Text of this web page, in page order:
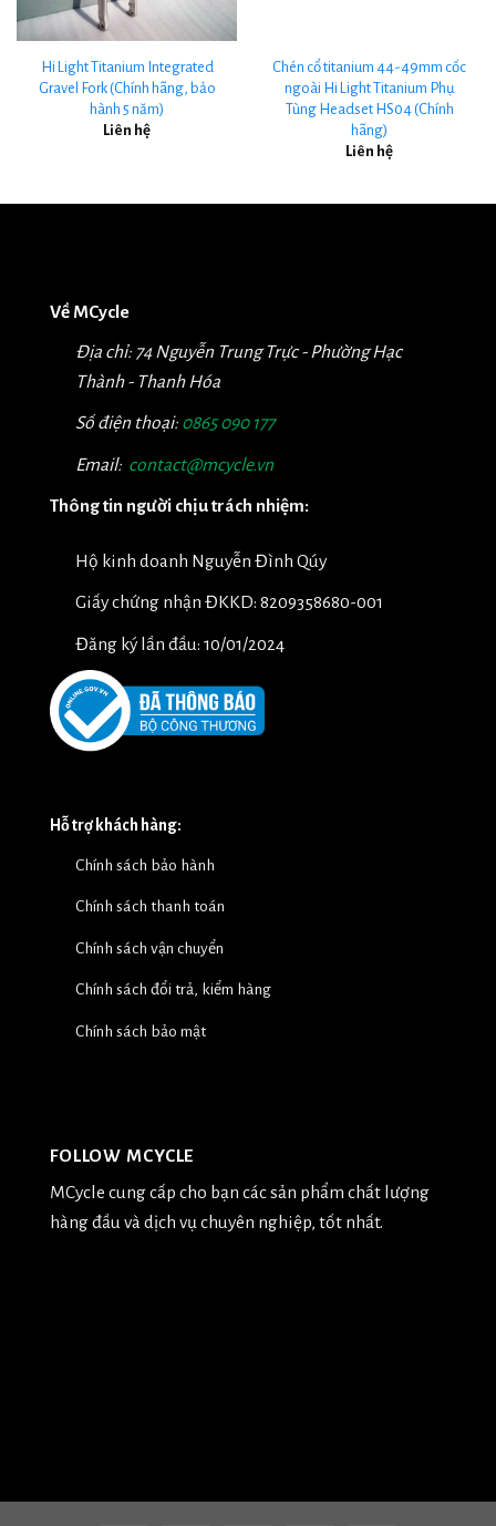
Hi Light Titanium Integrated
Gravel Fork (Chính hãng, bảo
hành 5 năm)
Liên hệ
Chén cổ titanium 44-49mm cốc
ngoài Hi Light Titanium Phụ
Tùng Headset HS04 (Chính
hãng)
Liên hệ
Về MCycle
Địa chỉ: 74 Nguyễn Trung Trực - Phường Hạc
Thành - Thanh Hóa
Số điện thoại: 0865 090 177
Email: contact@mcycle.vn
Thông tin người chịu trách nhiệm:
Hộ kinh doanh Nguyễn Đình Qúy
Giấy chứng nhận ĐKKD: 8209358680-001
Đăng ký lần đầu: 10/01/2024
Hỗ trợ khách hàng:
Chính sách bảo hành
Chính sách thanh toán
Chính sách vận chuyển
Chính sách đổi trả, kiểm hàng
Chính sách bảo mật
FOLLOW MCYCLE
MCycle cung cấp cho bạn các sản phẩm chất lượng
hàng đầu và dịch vụ chuyên nghiệp, tốt nhất.